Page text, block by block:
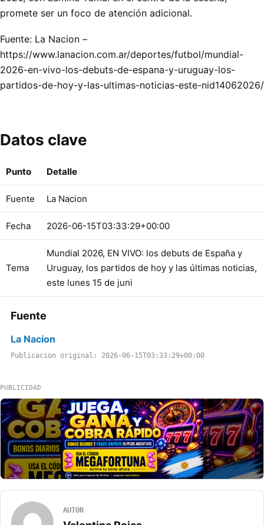
promete ser un foco de atención adicional.
Fuente: La Nacion –
https://www.lanacion.com.ar/deportes/futbol/mundial-
2026-en-vivo-los-debuts-de-espana-y-uruguay-los-
partidos-de-hoy-y-las-ultimas-noticias-este-nid14062026/
Datos clave
Punto Detalle
Fuente La Nacion
Fecha 2026-06-15T03:33:29+00:00
Tema
Mundial 2026, EN VIVO: los debuts de España y
Uruguay, los partidos de hoy y las últimas noticias,
este lunes 15 de juni
Fuente
La Nacion
Publicacion original: 2026-06-15T03:33:29+00:00
PUBLICIDAD
AUTOR